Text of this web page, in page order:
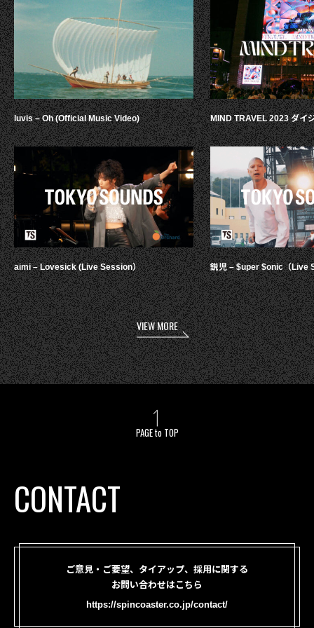
luvis – Oh (Official Music Video)
aimi – Lovesick (Live Session）
MIND TRAVEL 2023 ダイ
鋭児 – $uper $onic（Live
VIEW MORE
PAGE to TOP
CONTACT
ご意見・ご要望、タイアップ、採用に関する
お問い合わせはこちら
https://spincoaster.co.jp/contact/